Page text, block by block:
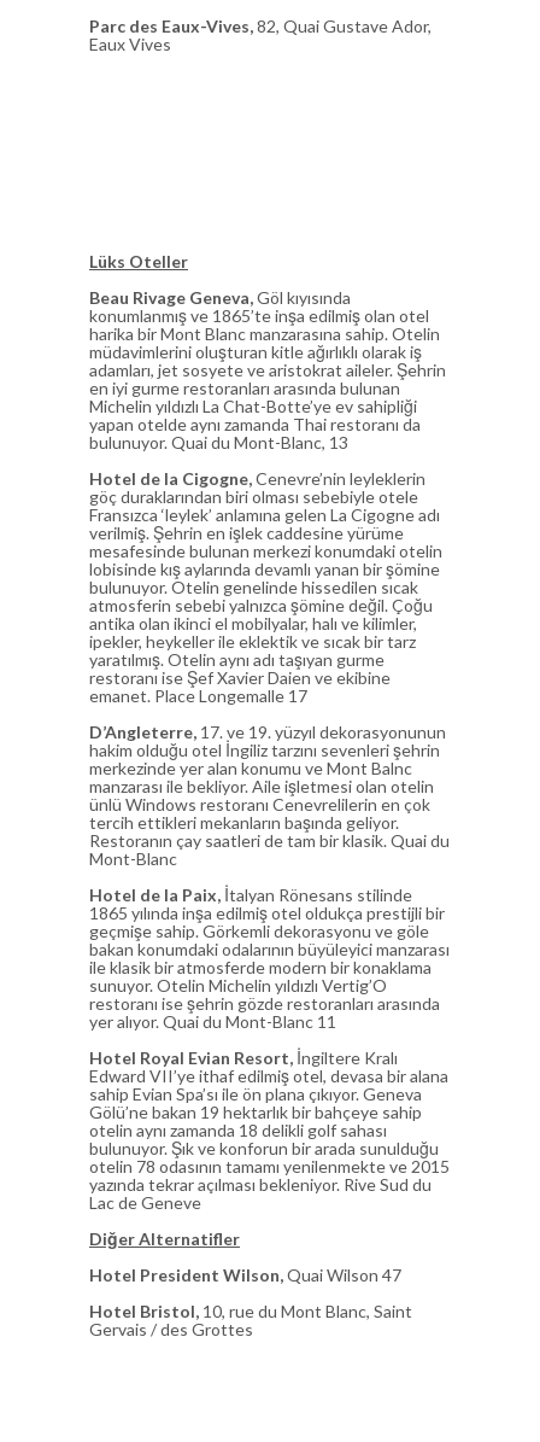
Parc des Eaux-Vives,82, Quai Gustave Ador,
Eaux Vives
Lüks Oteller
Beau Rivage Geneva,Göl kıyısında
konumlanmış ve 1865’te inşa edilmiş olan otel
harika bir Mont Blanc manzarasına sahip. Otelin
müdavimlerini oluşturan kitle ağırlıklı olarak iş
adamları, jet sosyete ve aristokrat aileler. Şehrin
en iyi gurme restoranları arasında bulunan
Michelin yıldızlı La Chat-Botte’ye ev sahipliği
yapan otelde aynı zamanda Thai restoranı da
bulunuyor. Quai du Mont-Blanc, 13
Hotel de la Cigogne,Cenevre’nin leyleklerin
göç duraklarından biri olması sebebiyle otele
Fransızca ‘leylek’ anlamına gelen La Cigogne adı
verilmiş. Şehrin en işlek caddesine yürüme
mesafesinde bulunan merkezi konumdaki otelin
lobisinde kış aylarında devamlı yanan bir şömine
bulunuyor. Otelin genelinde hissedilen sıcak
atmosferin sebebi yalnızca şömine değil. Çoğu
antika olan ikinci el mobilyalar, halı ve kilimler,
ipekler, heykeller ile eklektik ve sıcak bir tarz
yaratılmış. Otelin aynı adı taşıyan gurme
restoranı ise Şef Xavier Daien ve ekibine
emanet. Place Longemalle 17
D’Angleterre, 17. ve 19. yüzyıl dekorasyonunun
hakim olduğu otel İngiliz tarzını sevenleri şehrin
merkezinde yer alan konumu ve Mont Balnc
manzarası ile bekliyor. Aile işletmesi olan otelin
ünlü Windows restoranı Cenevrelilerin en çok
tercih ettikleri mekanların başında geliyor.
Restoranın çay saatleri de tam bir klasik. Quai du
Mont-Blanc
Hotel de la Paix, İtalyan Rönesans stilinde
1865 yılında inşa edilmiş otel oldukça prestijli bir
geçmişe sahip. Görkemli dekorasyonu ve göle
bakan konumdaki odalarının büyüleyici manzarası
ile klasik bir atmosferde modern bir konaklama
sunuyor. Otelin Michelin yıldızlı Vertig’O
restoranı ise şehrin gözde restoranları arasında
yer alıyor. Quai du Mont-Blanc 11
Hotel Royal Evian Resort, İngiltere Kralı
Edward VII’ye ithaf edilmiş otel, devasa bir alana
sahip Evian Spa’sı ile ön plana çıkıyor. Geneva
Gölü’ne bakan 19 hektarlık bir bahçeye sahip
otelin aynı zamanda 18 delikli golf sahası
bulunuyor. Şık ve konforun bir arada sunulduğu
otelin 78 odasının tamamı yenilenmekte ve 2015
yazında tekrar açılması bekleniyor. Rive Sud du
Lac de Geneve
Diğer Alternatifler
Hotel President Wilson,Quai Wilson 47
Hotel Bristol, 10, rue du Mont Blanc, Saint
Gervais / des Grottes